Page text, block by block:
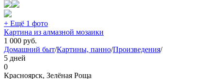
+ Ещё 1 фото
Картина из алмазной мозаики
1 000 руб.
Домашний быт/Картины, панно/Произведения/
5 дней
0
Красноярск, Зелёная Роща